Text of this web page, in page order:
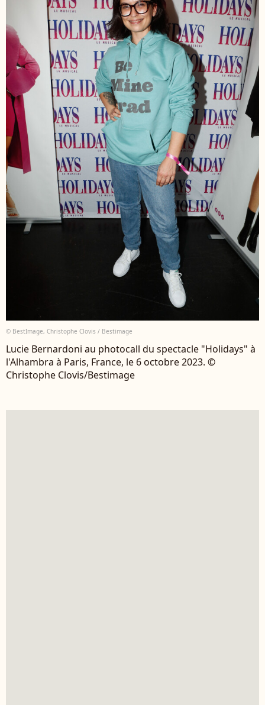
© BestImage, Christophe Clovis / Bestimage
Lucie Bernardoni au photocall du spectacle "Holidays" à
l'Alhambra à Paris, France, le 6 octobre 2023. ©
Christophe Clovis/Bestimage